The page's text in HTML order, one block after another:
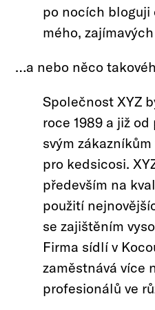
po nocích bloguji
mého,
…a nebo něco
Společnost XYZ
roce 1989 a již
svým
pro kedsicosi.
především na
použití
se zajištěním
Firma sídlí v
zaměstnává více
profesionálů ve